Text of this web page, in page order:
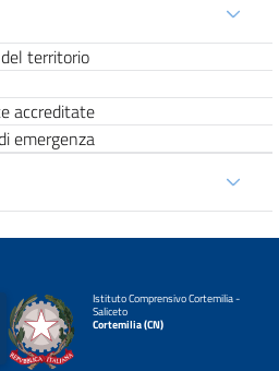
territorio
accreditate
emergenza
Istituto Comprensivo Cortemilia -
Saliceto
Cortemilia (CN)